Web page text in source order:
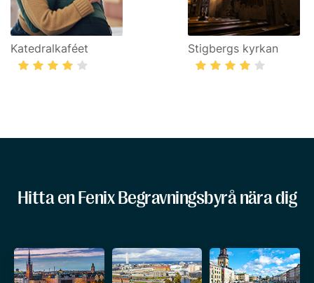
Katedralkaféet Stigbergs kyrkan
Hitta en Fenix Begravningsbyrå nära dig